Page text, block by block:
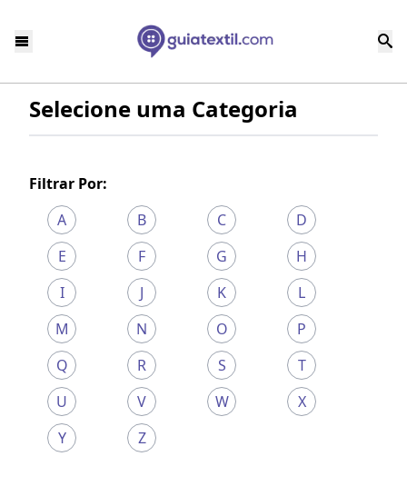
Selecione uma Categoria
Filtrar Por:
A
B C
D
E
F G
H
I
J K
L
M
N O
P
Q
R S
T
U
V W
X
Y
Z